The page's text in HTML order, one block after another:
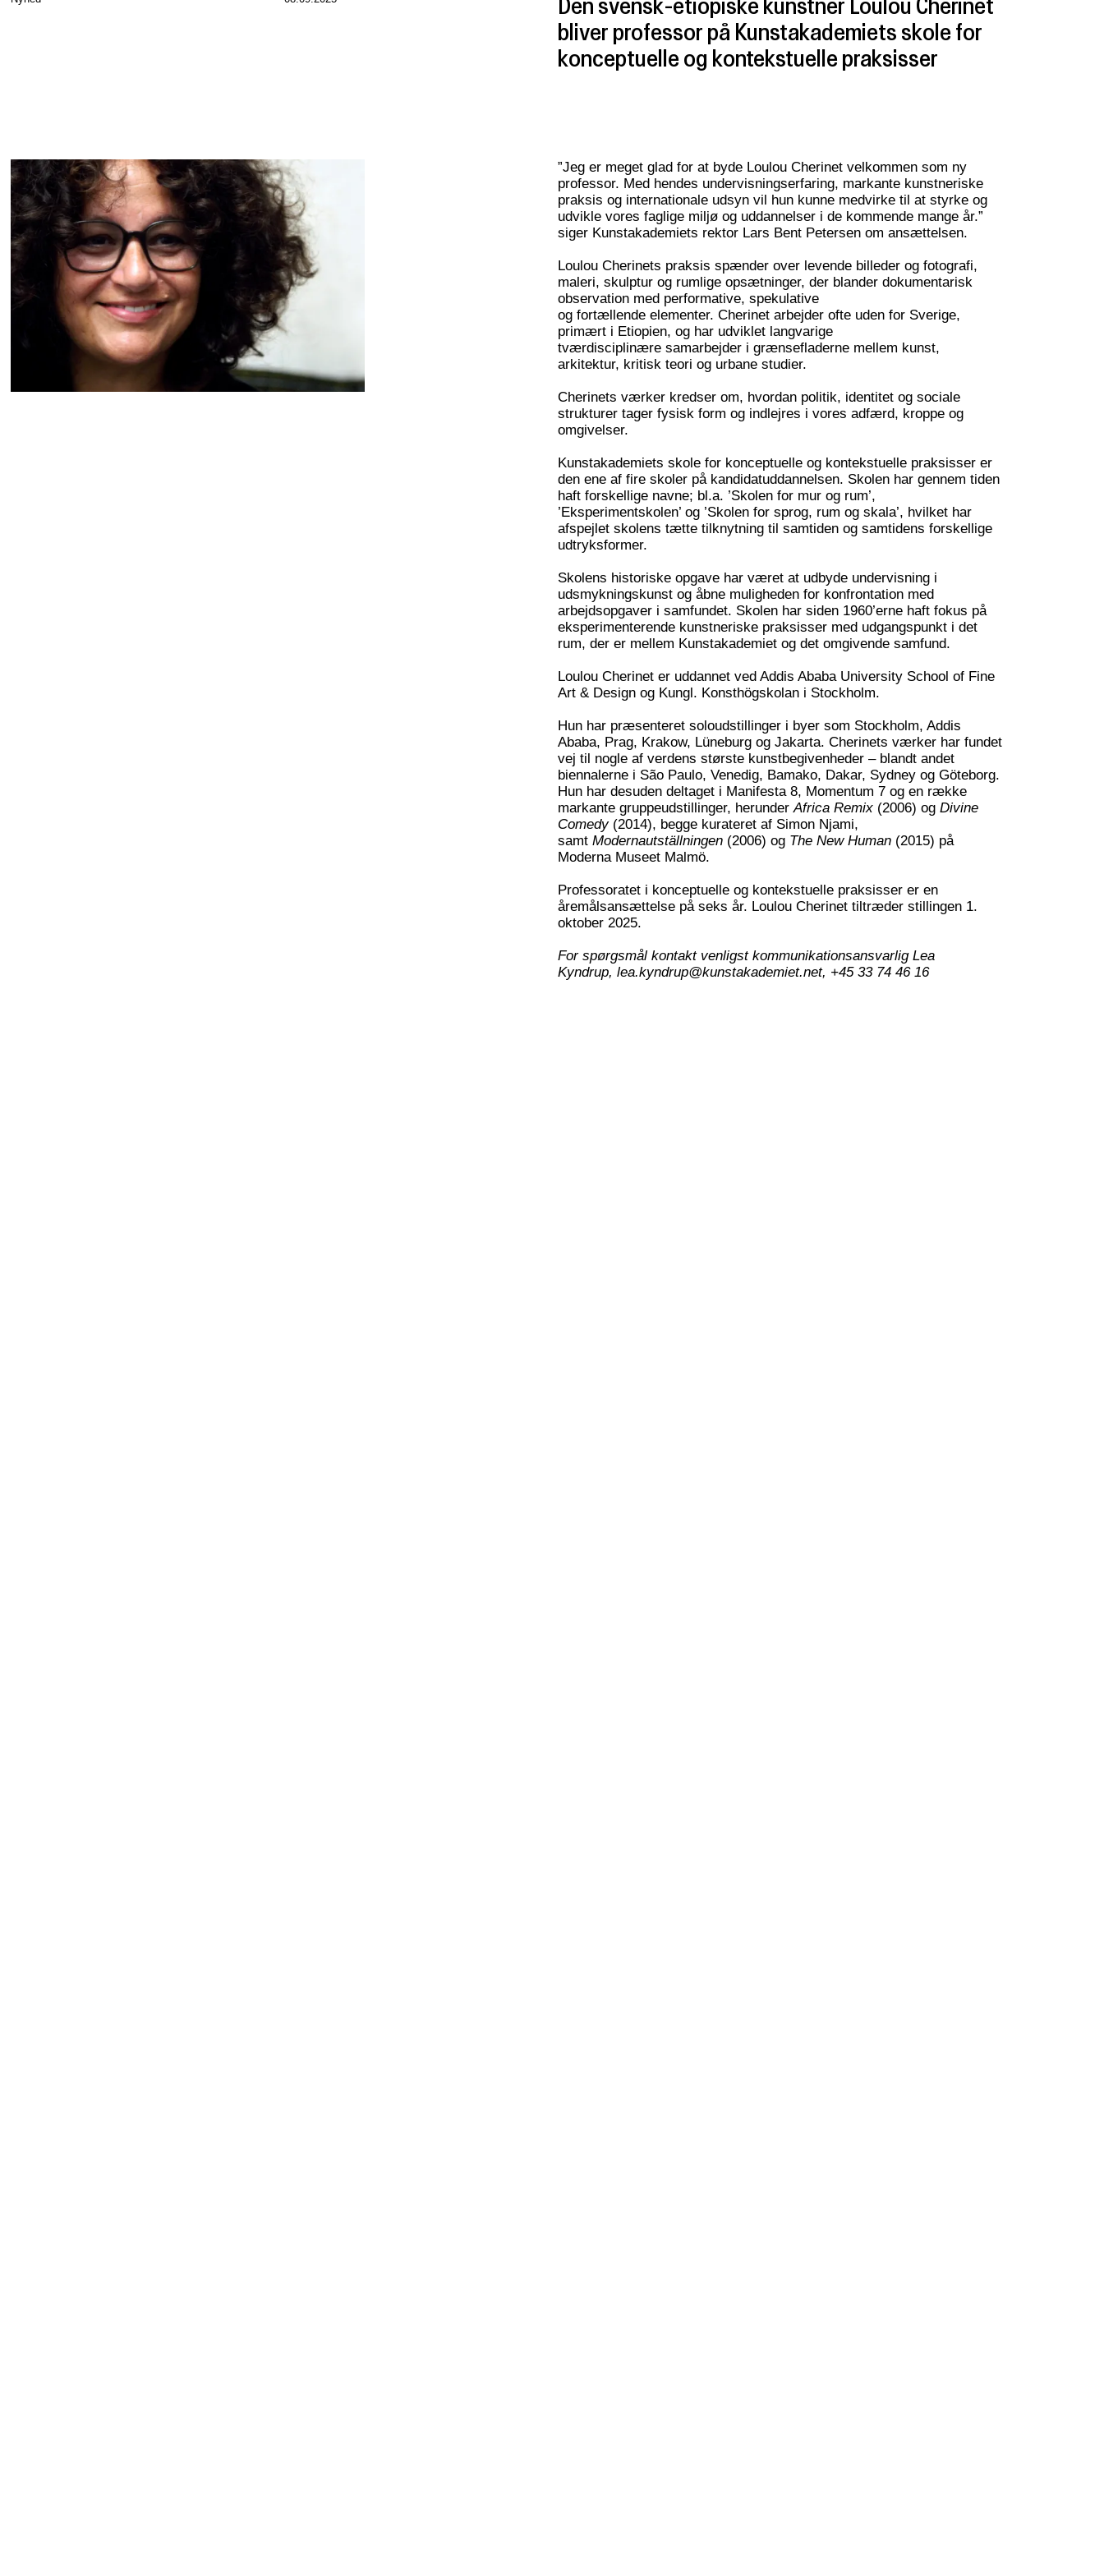
bliver professor på Kunstakademiets skole for
konceptuelle og kontekstuelle praksisser
”Jeg er meget glad for at byde Loulou Cherinet velkommen som ny
professor. Med hendes undervisningserfaring, markante kunstneriske
praksis og internationale udsyn vil hun kunne medvirke til at styrke og
udvikle vores faglige miljø og uddannelser i de kommende mange år.”
siger Kunstakademiets rektor Lars Bent Petersen om ansættelsen.
Loulou Cherinets praksis spænder over levende billeder og fotografi,
maleri, skulptur og rumlige opsætninger, der blander dokumentarisk
observation med performative, spekulative
og fortællende elementer. Cherinet arbejder ofte uden for Sverige,
primært i Etiopien, og har udviklet langvarige
tværdisciplinære samarbejder i grænsefladerne mellem kunst,
arkitektur, kritisk teori og urbane studier.
Cherinets værker kredser om, hvordan politik, identitet og sociale
strukturer tager fysisk form og indlejres i vores adfærd, kroppe og
omgivelser.
Kunstakademiets skole for konceptuelle og kontekstuelle praksisser er
den ene af fire skoler på kandidatuddannelsen. Skolen har gennem tiden
haft forskellige navne; bl.a. ’Skolen for mur og rum’,
’Eksperimentskolen’ og ’Skolen for sprog, rum og skala’, hvilket har
afspejlet skolens tætte tilknytning til samtiden og samtidens forskellige
udtryksformer.
Skolens historiske opgave har været at udbyde undervisning i
udsmykningskunst og åbne muligheden for konfrontation med
arbejdsopgaver i samfundet. Skolen har siden 1960’erne haft fokus på
eksperimenterende kunstneriske praksisser med udgangspunkt i det
rum, der er mellem Kunstakademiet og det omgivende samfund.
Loulou Cherinet er uddannet ved Addis Ababa University School of Fine
Art & Design og Kungl. Konsthögskolan i Stockholm.
Hun har præsenteret soloudstillinger i byer som Stockholm, Addis
Ababa, Prag, Krakow, Lüneburg og Jakarta. Cherinets værker har fundet
vej til nogle af verdens største kunstbegivenheder – blandt andet
biennalerne i São Paulo, Venedig, Bamako, Dakar, Sydney og Göteborg.
Hun har desuden deltaget i Manifesta 8, Momentum 7 og en række
markante gruppeudstillinger, herunder Africa Remix(2006) og Divine
Comedy(2014), begge kurateret af Simon Njami,
samt Modernautställningen(2006) og The New Human(2015) på
Moderna Museet Malmö.
Professoratet i konceptuelle og kontekstuelle praksisser er en
åremålsansættelse på seks år. Loulou Cherinet tiltræder stillingen 1.
oktober 2025.
For spørgsmål kontakt venligst kommunikationsansvarlig Lea
Kyndrup, lea.kyndrup@kunstakademiet.net, +45 33 74 46 16